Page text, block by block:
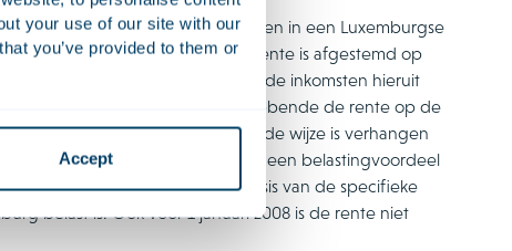
your use of our site with our
you’ve provided to them or
Accept
acquisitie van preferente aandelen in een Luxemburgse
aan de bank verschuldigde rente is afgestemd op
waardoor belanghebbende de inkomsten hieruit
en dat belanghebbende de rente op de
deelneming op gekunstelde wijze is verhangen
is en dus ook aldaar tot een belastingvoordeel
worden geweigerd op basis van de specifieke
belast is. Ook vóór 1 januari 2008 is de rente niet